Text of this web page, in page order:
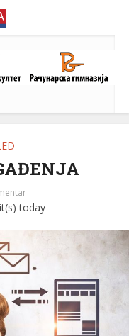
today